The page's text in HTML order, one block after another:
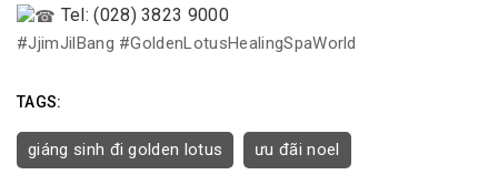
Tel: (028) 3823 9000
#JjimJilBang #GoldenLotusHealingSpaWorld
TAGS:
giáng sinh đi golden lotus ưu đãi noel